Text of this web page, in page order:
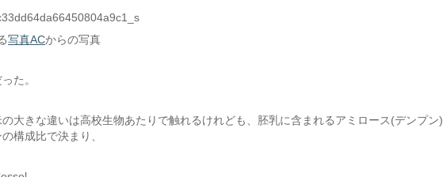
写真ACからの写真
た。
大きな違いは高校生物あたりで触れるけれども、胚乳に含まれるアミロース(デンプン)
構成比で決まり、